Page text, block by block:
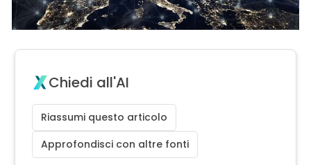
Chiedi all'AI
Riassumi questo articolo
Approfondisci con altre fonti